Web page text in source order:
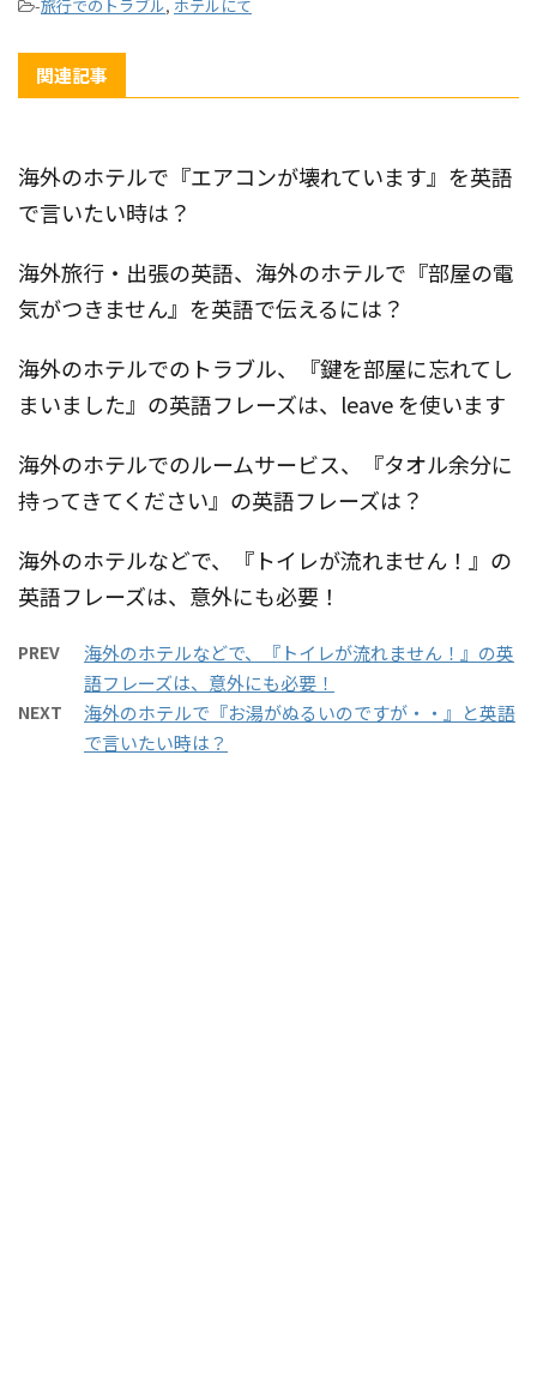
-旅行でのトラブル, ホテルにて
関連記事
海外のホテルで『エアコンが壊れています』を英語
で言いたい時は？
海外旅行・出張の英語、海外のホテルで『部屋の電
気がつきません』を英語で伝えるには？
海外のホテルでのトラブル、『鍵を部屋に忘れてし
まいました』の英語フレーズは、leave を使います
海外のホテルでのルームサービス、『タオル余分に
持ってきてください』の英語フレーズは？
海外のホテルなどで、『トイレが流れません！』の
英語フレーズは、意外にも必要！
PREV
海外のホテルなどで、『トイレが流れません！』の英
語フレーズは、意外にも必要！
NEXT
海外のホテルで『お湯がぬるいのですが・・』と英語
で言いたい時は？